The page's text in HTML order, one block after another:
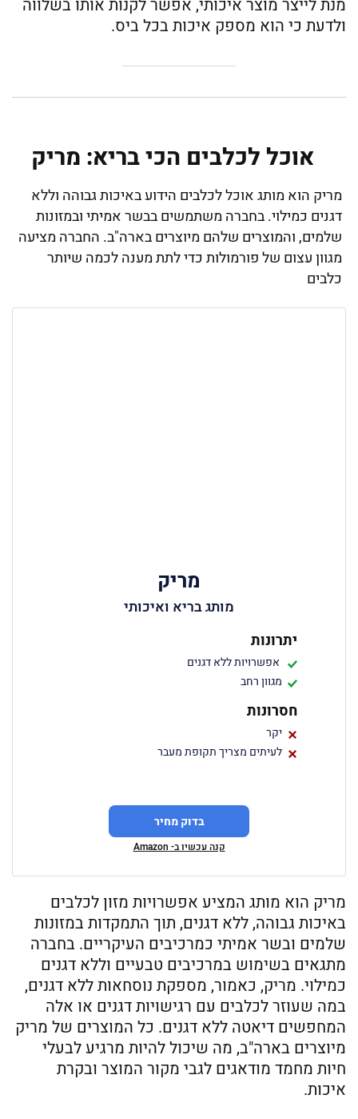
מנת לייצר מוצר איכותי, אפשר לקנות אותו בשלווה
ולדעת כי הוא מספק איכות בכל ביס.
אוכל לכלבים הכי בריא: מריק
מריק הוא מותג אוכל לכלבים הידוע באיכות גבוהה וללא
דגנים כמילוי. בחברה משתמשים בבשר אמיתי ובמזונות
שלמים, והמוצרים שלהם מיוצרים בארה"ב. החברה מציעה
מגוון עצום של פורמולות כדי לתת מענה לכמה שיותר
כלבים
מריק
מותג בריא ואיכותי
יתרונות
אפשרויות ללא דגנים
מגוון רחב
חסרונות
יקר
לעיתים מצריך תקופת מעבר
בדוק מחיר
קנה עכשיו ב- Amazon
מריק הוא מותג המציע אפשרויות מזון לכלבים
באיכות גבוהה, ללא דגנים, תוך התמקדות במזונות
שלמים ובשר אמיתי כמרכיבים העיקריים. בחברה
מתגאים בשימוש במרכיבים טבעיים וללא דגנים
כמילוי. מריק, כאמור, מספקת נוסחאות ללא דגנים,
במה שעוזר לכלבים עם רגישויות דגנים או אלה
המחפשים דיאטה ללא דגנים. כל המוצרים של מריק
מיוצרים בארה"ב, מה שיכול להיות מרגיע לבעלי
חיות מחמד מודאגים לגבי מקור המוצר ובקרת
איכות.